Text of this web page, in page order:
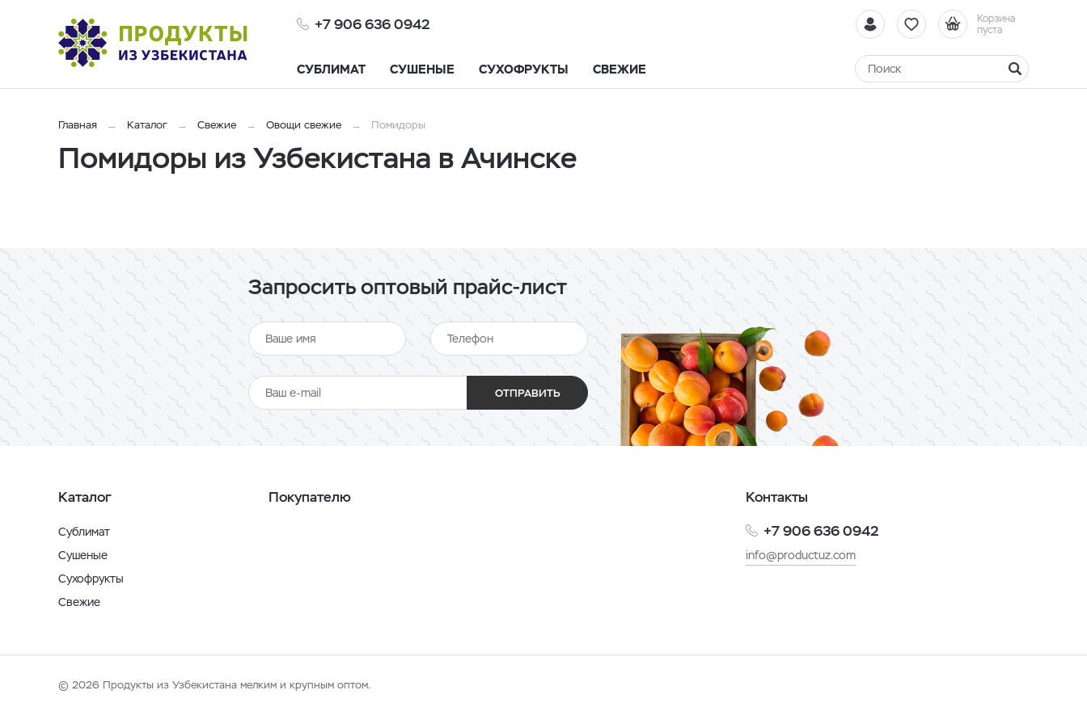
+7 906 636 0942
Корзина
пуста
СУБЛИМАТ СУШЕНЫЕ СУХОФРУКТЫ СВЕЖИЕ
Главная Каталог Свежие Овощи свежие Помидоры
Помидоры из Узбекистана в Ачинске
Запросить оптовый прайс-лист
ОТПРАВИТЬ
Каталог
Сублимат
Сушеные
Сухофрукты
Свежие
Покупателю
Контакты
+7 906 636 0942
info@productuz.com
© 2026 Продукты из Узбекистана мелким и крупным оптом.